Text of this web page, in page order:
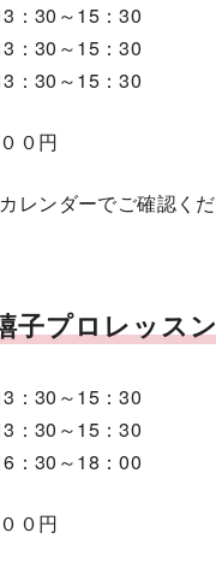
：30～15：30
30～15：30
30～15：30
０円
レンダーでご確認くだ
子プロレッス
30～15：30
30～15：30
：30～18：00
０円